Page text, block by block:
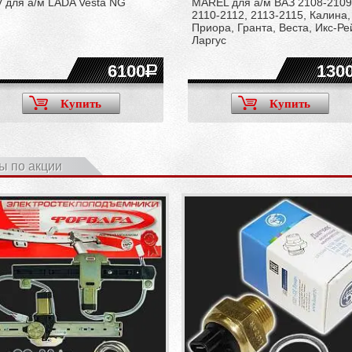
6100
Купить
2110-2112, 2113-2115, Калина,
Приора, Гранта, Веста, Икс-
Ларгус
Купить
по акции